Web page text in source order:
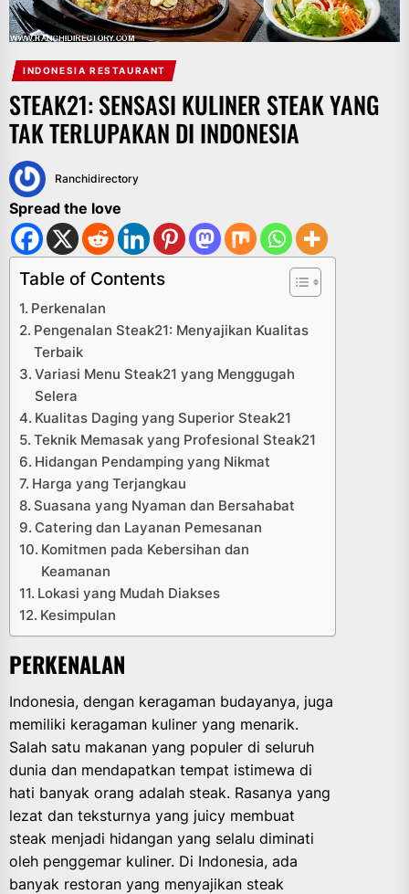
INDONESIA RESTAURANT
STEAK21: SENSASI KULINER STEAK YANG
TAK TERLUPAKAN DI INDONESIA
Ranchidirectory
Spread the love
Table of Contents
Perkenalan
Pengenalan Steak21: Menyajikan Kualitas
Terbaik
Variasi Menu Steak21 yang Menggugah
Selera
Kualitas Daging yang Superior Steak21
Teknik Memasak yang Profesional Steak21
Hidangan Pendamping yang Nikmat
Harga yang Terjangkau
Suasana yang Nyaman dan Bersahabat
Catering dan Layanan Pemesanan
Komitmen pada Kebersihan dan
Keamanan
Lokasi yang Mudah Diakses
Kesimpulan
PERKENALAN
Indonesia, dengan keragaman budayanya, juga
memiliki keragaman kuliner yang menarik.
Salah satu makanan yang populer di seluruh
dunia dan mendapatkan tempat istimewa di
hati banyak orang adalah steak. Rasanya yang
lezat dan teksturnya yang juicy membuat
steak menjadi hidangan yang selalu diminati
oleh penggemar kuliner. Di Indonesia, ada
banyak restoran yang menyajikan steak